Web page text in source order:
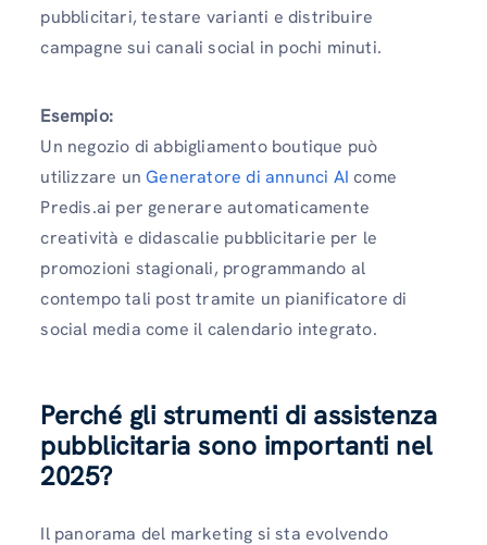
pubblicitari, testare varianti e distribuire
campagne sui canali social in pochi minuti.
Esempio:
Un negozio di abbigliamento boutique può
utilizzare unGeneratore di annunci AI come
Predis.ai per generare automaticamente
creatività e didascalie pubblicitarie per le
promozioni stagionali, programmando al
contempo tali post tramite un pianificatore di
social media come il calendario integrato.
Perché gli strumenti di assistenza
pubblicitaria sono importanti nel
2025?
Il panorama del marketing si sta evolvendo